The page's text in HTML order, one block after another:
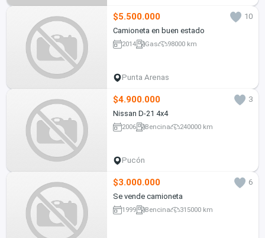
$5.500.000
10
Camioneta en buen estado
2014 Gas 98000 km
Punta Arenas
$4.900.000
3
Nissan D-21 4x4
2006 Bencina 240000 km
Pucón
$3.000.000
6
Se vende camioneta
1999 Bencina 315000 km